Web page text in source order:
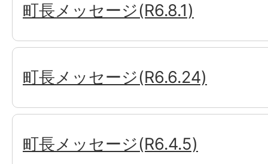
町長メッセージ(R6.8.1)
町長メッセージ(R6.6.24)
町長メッセージ(R6.4.5)